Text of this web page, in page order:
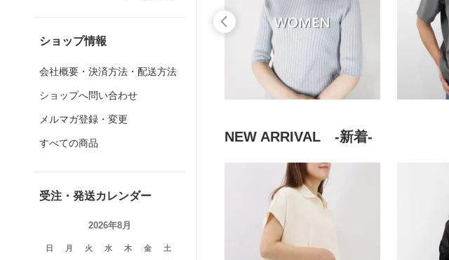
ショップ情報
会社概要・決済方法・配送方法
ショップへ問い合わせ
メルマガ登録・変更
すべての商品
受注・発送カレンダー
2026年8月
日 月 火 水 木 金 土
NEW ARRIVAL -新着-